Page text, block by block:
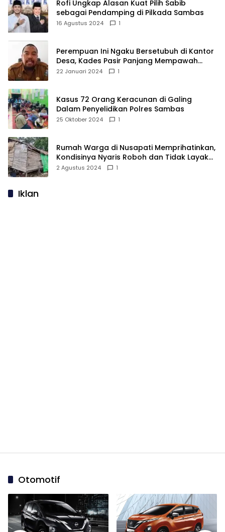
Rofi Ungkap Alasan Kuat Pilih Sabib
sebagai Pendamping di Pilkada Sambas
16 Agustus 2024 1
Perempuan Ini Ngaku Bersetubuh di Kantor
Desa, Kades Pasir Panjang Mempawah
Membantah: Silakan Buktikan!
22 Januari 2024 1
Kasus 72 Orang Keracunan di Galing
Dalam Penyelidikan Polres Sambas
25 Oktober 2024 1
Rumah Warga di Nusapati Memprihatinkan,
Kondisinya Nyaris Roboh dan Tidak Layak
Huni
2 Agustus 2024 1
Iklan
Otomotif